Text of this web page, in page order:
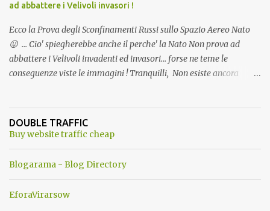
ad abbattere i Velivoli invasori !
Ecco la Prova degli Sconfinamenti Russi sullo Spazio Aereo Nato
😛 ... Cio' spiegherebbe anche il perche' la Nato Non prova ad
abbattere i Velivoli invadenti ed invasori... forse ne teme le
conseguenze viste le immagini ! Tranquilli, Non esiste ancora
ancora una fantasia Nato o forse una "False Flag", per provocare
una guerra mondiale che difficilmente da menti sane, potrebbe
DOUBLE TRAFFIC
Buy website traffic cheap
Blogarama - Blog Directory
EforaVirarsow